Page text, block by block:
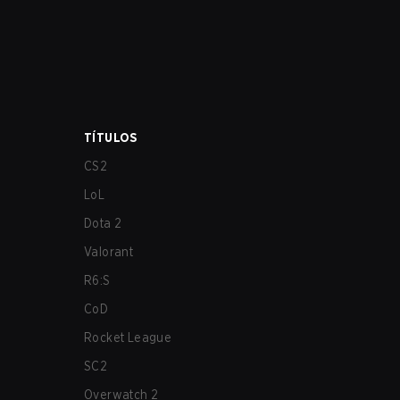
TÍTULOS
CS2
LoL
Dota 2
Valorant
R6:S
CoD
Rocket League
SC2
Overwatch 2